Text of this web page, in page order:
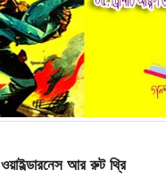
আর রুট থ্রি